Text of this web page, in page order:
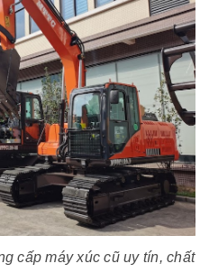
cấp máy xúc cũ uy tín, chất